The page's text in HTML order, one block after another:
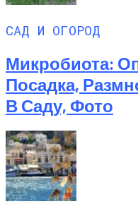
САД И ОГОРОД
Микробиота:
Посадка,
В Саду, Фото